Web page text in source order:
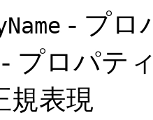
- プロ
- プロパテ
規表現